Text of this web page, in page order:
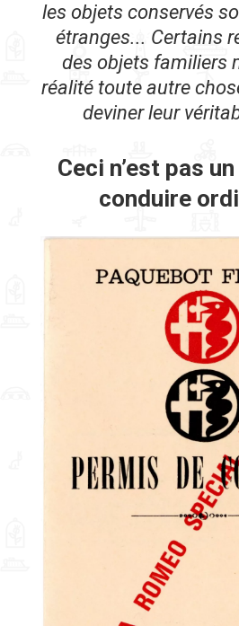
les objets conservés
étranges... Certains
des objets familiers
réalité toute autre
deviner leur
Ceci n’est pas
conduire